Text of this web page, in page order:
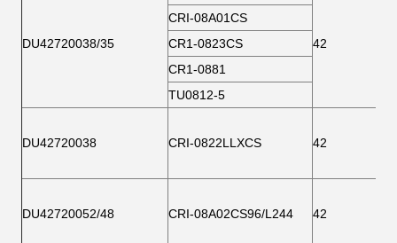
DU42720038/35 42
CRI-08A01CS
CR1-0823CS
CR1-0881
TU0812-5
DU42720038 CRI-0822LLXCS 42
DU42720052/48 CRI-08A02CS96/L244 42